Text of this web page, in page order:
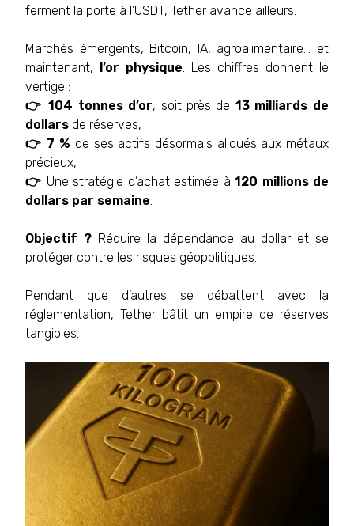
ferment la porte à l’USDT, Tether avance ailleurs.
Marchés émergents, Bitcoin, IA, agroalimentaire… et
maintenant, l’or physique. Les chiffres donnent le
vertige :
👉 104 tonnes d’or, soit près de 13 milliards de
dollars de réserves,
👉 7 % de ses actifs désormais alloués aux métaux
précieux,
👉 Une stratégie d’achat estimée à120 millions de
dollars par semaine.
Objectif ? Réduire la dépendance au dollar et se
protéger contre les risques géopolitiques.
Pendant que d’autres se débattent avec la
réglementation, Tether bâtit un empire de réserves
tangibles.